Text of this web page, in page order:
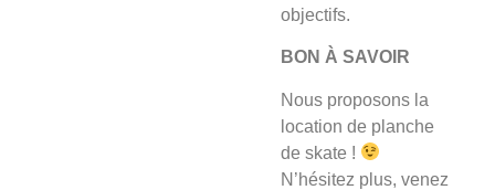
objectifs.
BON À SAVOIR
Nous proposons la
location de planche
de skate !
N’hésitez plus, venez